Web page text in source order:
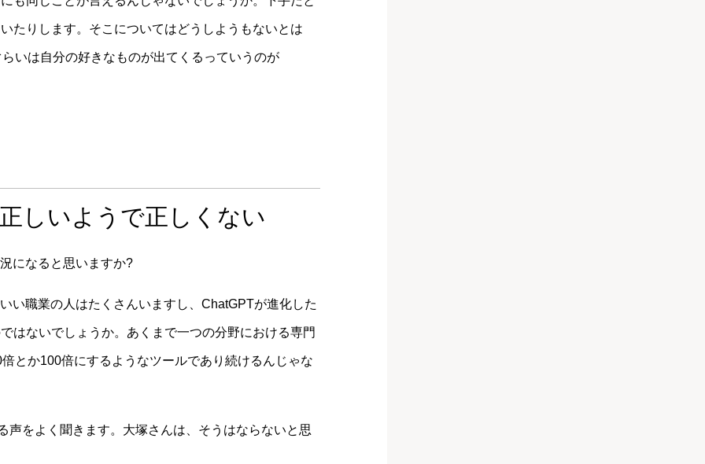
たりします。そこについてはどうしようもないとは
いは自分の好きなものが出てくるっていうのが
しいようで正しくない
になると思いますか?
い職業の人はたくさんいますし、ChatGPTが進化した
はないでしょうか。あくまで一つの分野における専門
とか100倍にするようなツールであり続けるんじゃな
をよく聞きます。大塚さんは、そうはならないと思